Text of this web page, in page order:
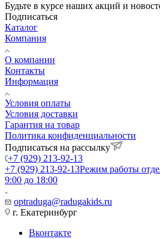
Будьте в курсе наших акций и
Подписаться
Каталог
Компания
О компании
Контакты
Информация
Условия оплаты
Условия доставки
Гарантия на товар
Политика конфиденциальности
Подписаться на рассылку
+7 (929) 213-92-13
+7 (929) 213-92-13Режим работы
9:00 до 18:00
optraduga@radugakids.ru
г. Екатеринбург
Вконтакте